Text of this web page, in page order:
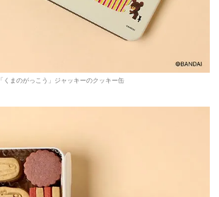
「くまのがっこう」ジャッキーのクッキー缶